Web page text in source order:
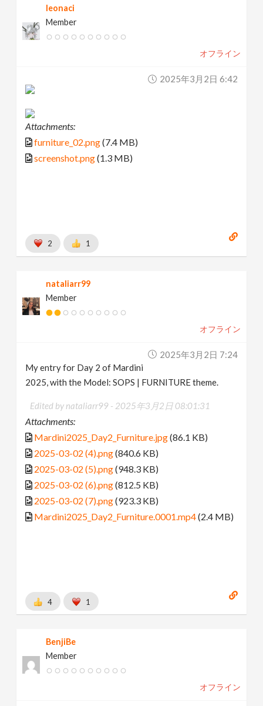
leonaci
Member
オフライン
2025年3月2日 6:42
Attachments:
furniture_02.png(7.4 MB)
screenshot.png(1.3 MB)
2 1
nataliarr99
Member
オフライン
2025年3月2日 7:24
My entry for Day 2 of Mardini
2025, with the Model: SOPS | FURNITURE theme.
Edited by nataliarr99 - 2025年3月2日 08:01:31
Attachments:
Mardini2025_Day2_Furniture.jpg(86.1 KB)
2025-03-02 (4).png(840.6 KB)
2025-03-02 (5).png(948.3 KB)
2025-03-02 (6).png(812.5 KB)
2025-03-02 (7).png(923.3 KB)
Mardini2025_Day2_Furniture.0001.mp4(2.4 MB)
4 1
BenjiBe
Member
オフライン